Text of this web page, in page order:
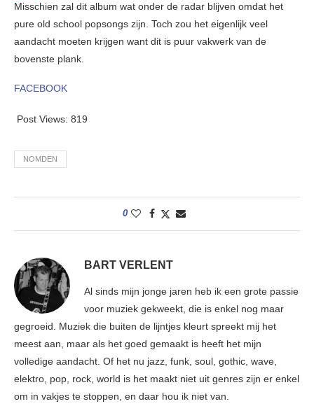
Misschien zal dit album wat onder de radar blijven omdat het
pure old school popsongs zijn. Toch zou het eigenlijk veel
aandacht moeten krijgen want dit is puur vakwerk van de
bovenste plank.
FACEBOOK
Post Views: 819
NOMDEN
0
BART VERLENT
Al sinds mijn jonge jaren heb ik een grote passie
voor muziek gekweekt, die is enkel nog maar
gegroeid. Muziek die buiten de lijntjes kleurt spreekt mij het
meest aan, maar als het goed gemaakt is heeft het mijn
volledige aandacht. Of het nu jazz, funk, soul, gothic, wave,
elektro, pop, rock, world is het maakt niet uit genres zijn er enkel
om in vakjes te stoppen, en daar hou ik niet van.